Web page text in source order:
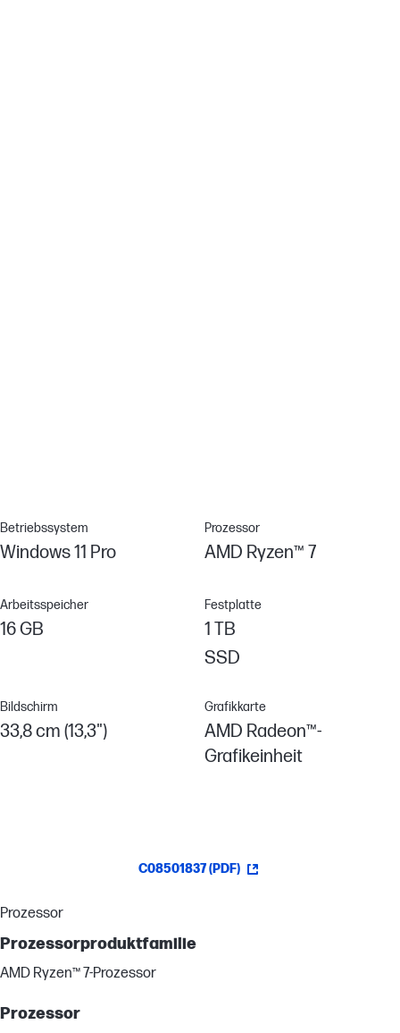
Betriebssystem
Windows 11 Pro
Prozessor
AMD Ryzen™ 7
Arbeitsspeicher
16 GB
Festplatte
1 TB
SSD
Bildschirm
33,8 cm (13,3")
Grafikkarte
AMD Radeon™-
Grafikeinheit
C08501837 (PDF)
Prozessor
Prozessorproduktfamilie
AMD Ryzen™ 7-Prozessor
Prozessor